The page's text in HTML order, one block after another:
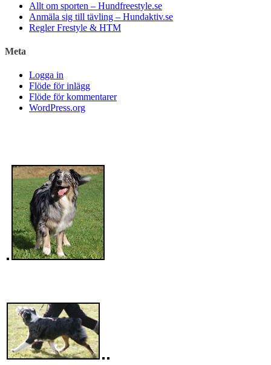
Allt om sporten – Hundfreestyle.se
Anmäla sig till tävling – Hundaktiv.se
Regler Frestyle & HTM
Meta
Logga in
Flöde för inlägg
Flöde för kommentarer
WordPress.org